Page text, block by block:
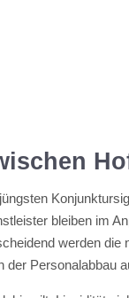
bleiben im
werden die
der Personalabbau